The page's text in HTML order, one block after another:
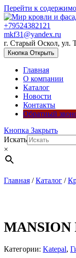
Перейти к
+79524382121
mkf31@yandex.ru
г. Старый Оскол, ул.
Кнопка Открыть
Главная
О компании
Каталог
Новости
Контакты
Обратный
Кнопка Закрыть
Искать
×
Главная /Каталог /
MANSION
Категории: Katepal,